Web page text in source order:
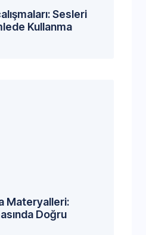
Sesleri
Kullanma
Materyalleri:
Doğru